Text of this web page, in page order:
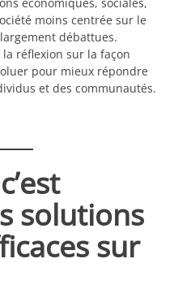
économiques, sociales,
moins centrée sur le
débattues.
réflexion sur la façon
pour mieux répondre
et des communautés.
solutions
sur